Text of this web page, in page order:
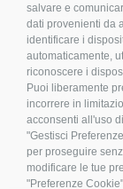
salvare e
dati provenienti da
identificare i
automaticamente,
riconoscere i
Puoi liberamente
incorrere in
acconsenti all'uso
"Gestisci
per proseguire
modificare le tue
"Preferenze
>
>Privacy
>Cookies
>
>FAQ
>